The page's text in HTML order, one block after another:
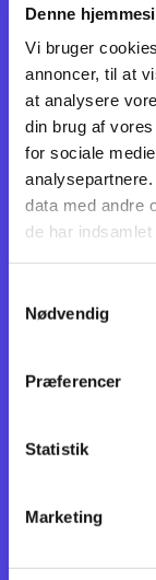
Denne
Vi bruger
annoncer, til at
at analysere
din brug af
for sociale
data med andre
de har
Nødvendig
Præferencer
Statistik
Marketing
"Onsdag mistede
foirsvarschef
ingen måde
har snorksovet og
længere hænger
Læs mereher
04. april
præcis det
Orlogskaptajn